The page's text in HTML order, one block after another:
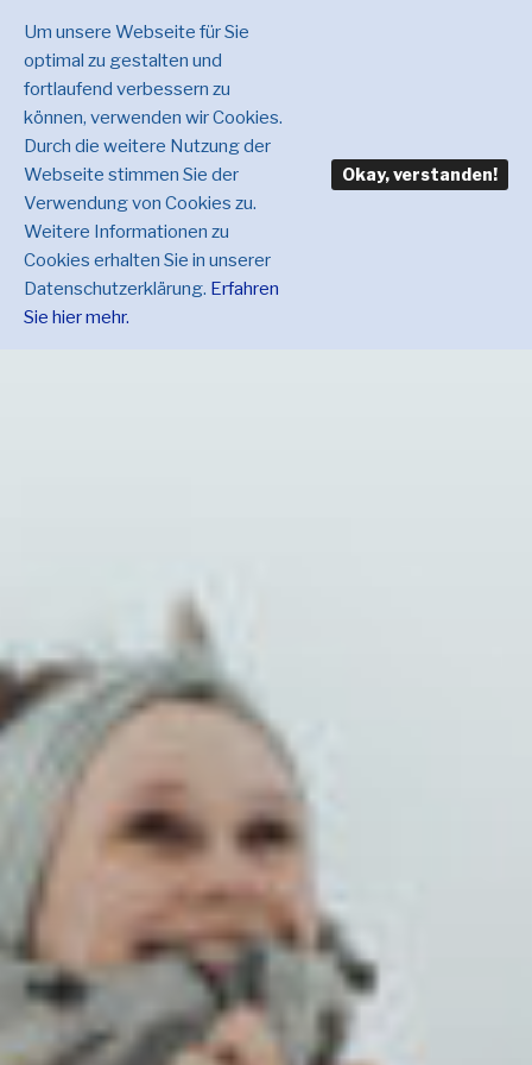
Um unsere Webseite für Sie
optimal zu gestalten und
fortlaufend verbessern zu
können, verwenden wir Cookies.
Durch die weitere Nutzung der
Webseite stimmen Sie der
Verwendung von Cookies zu.
Weitere Informationen zu
Cookies erhalten Sie in unserer
Datenschutzerklärung. Erfahren
Sie hier mehr.
Okay, verstanden!